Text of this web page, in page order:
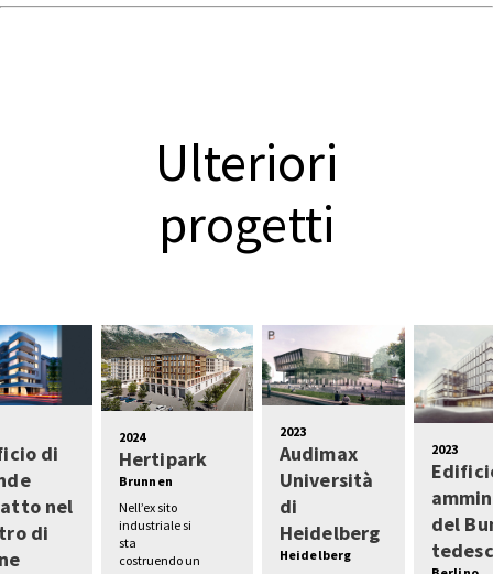
Ulteriori
progetti
di
nel
di
2024
Hertipark
Brunnen
Nell’ex sito
industriale si
sta
costruendo un
2023
Audimax
Università
di
Heidelberg
Heidelberg
2023
del